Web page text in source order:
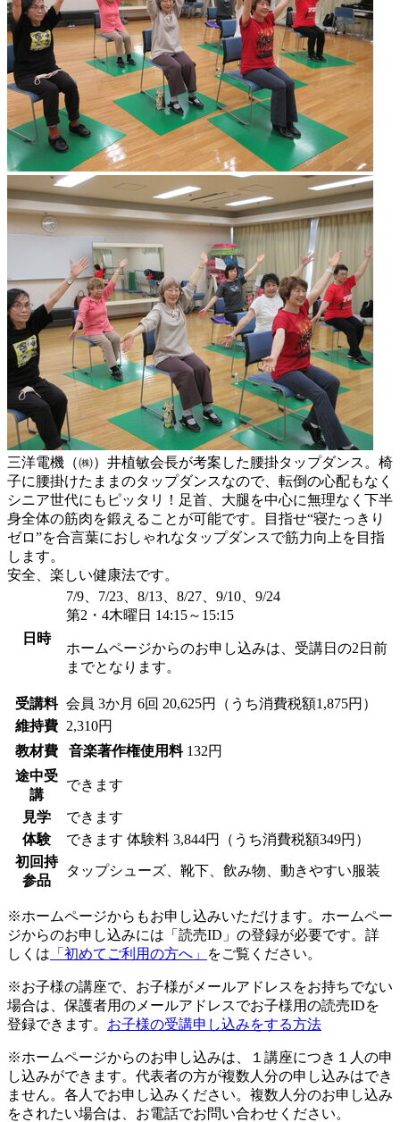
三洋電機（㈱）井植敏会長が考案した腰掛タップダンス。椅
子に腰掛けたままのタップダンスなので、転倒の心配もなく
シニア世代にもピッタリ！足首、大腿を中心に無理なく下半
身全体の筋肉を鍛えることが可能です。目指せ“寝たっきり
ゼロ”を合言葉におしゃれなタップダンスで筋力向上を目指
します。
安全、楽しい健康法です。
日時
7/9、7/23、8/13、8/27、9/10、9/24
第2・4木曜日 14:15～15:15
ホームページからのお申し込みは、受講日の2日前
までとなります。
受講料 会員 3か月 6回 20,625円（うち消費税額1,875円）
維持費
2,310円
教材費
音楽著作権使用料 132円
途中受
講
できます
見学
できます
体験
できます 体験料 3,844円（うち消費税額349円）
初回持
参品
タップシューズ、靴下、飲み物、動きやすい服装
※ホームページからもお申し込みいただけます。ホームペー
ジからのお申し込みには「読売ID」の登録が必要です。詳
しくは 「初めてご利用の方へ」 をご覧ください。
※お子様の講座で、お子様がメールアドレスをお持ちでない
場合は、保護者用のメールアドレスでお子様用の読売IDを
登録できます。 お子様の受講申し込みをする方法
※ホームページからのお申し込みは、１講座につき１人の申
し込みができます。代表者の方が複数人分の申し込みはでき
ません。各人でお申し込みください。複数人分のお申し込み
をされたい場合は、お電話でお問い合わせください。